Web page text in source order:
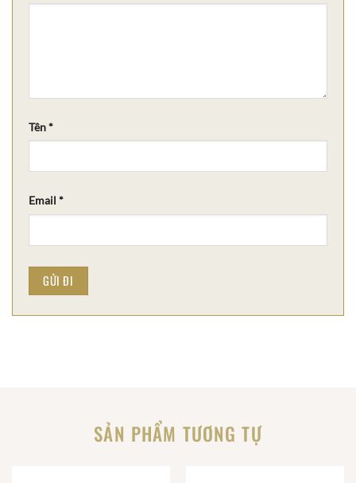
Tên*
Email *
SẢN PHẨM TƯƠNG TỰ